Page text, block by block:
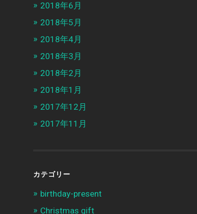
2018年6月
2018年5月
2018年4月
2018年3月
2018年2月
2018年1月
2017年12月
2017年11月
カテゴリー
birthday-present
Christmas gift